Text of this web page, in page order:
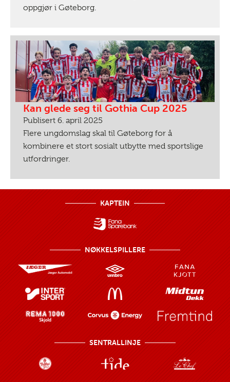
oppgjør i Gøteborg.
Kan glede seg til Gothia Cup 2025
Publisert 6. april 2025
Flere ungdomslag skal til Gøteborg for å
kombinere et stort sosialt utbytte med sportslige
utfordringer.
KAPTEIN
NØKKELSPILLERE
SENTRALLINJE